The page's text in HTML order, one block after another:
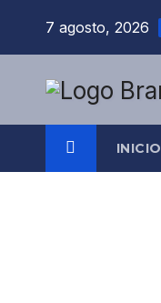
7 agosto, 2026
INICIO